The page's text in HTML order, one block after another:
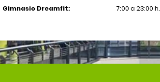
Gimnasio Dreamfit: 7:00 a 23:00 h.